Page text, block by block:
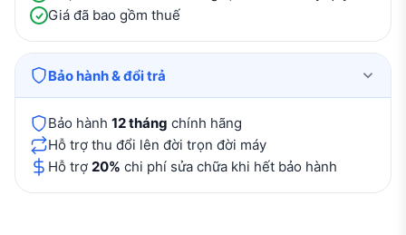
Giá đã bao gồm thuế
Bảo hành & đổi trả
Bảo hành 12 tháng chính hãng
Hỗ trợ thu đổi lên đời trọn đời máy
Hỗ trợ 20% chi phí sửa chữa khi hết bảo hành